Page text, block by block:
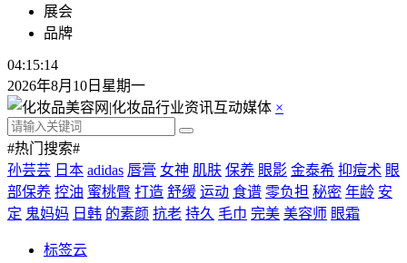
展会
品牌
04:15:14
2026年8月10日星期一
×
#热门搜索#
孙芸芸 日本 adidas 唇膏 女神 肌肤 保养 眼影 金泰希 抑痘术 眼
部保养 控油 蜜桃臀 打造 舒缓 运动 食谱 零负担 秘密 年龄 安
定 鬼妈妈 日韩 的素颜 抗老 持久 毛巾 完美 美容师 眼霜
标签云